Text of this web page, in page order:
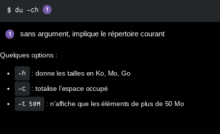
$ du -ch
sans argument, implique le répertoire courant
Quelques options :
-h : donne les tailles en Ko, Mo, Go
-c : totalise l’espace occupé
-t 50M : n’affiche que les éléments de plus de 50 Mo